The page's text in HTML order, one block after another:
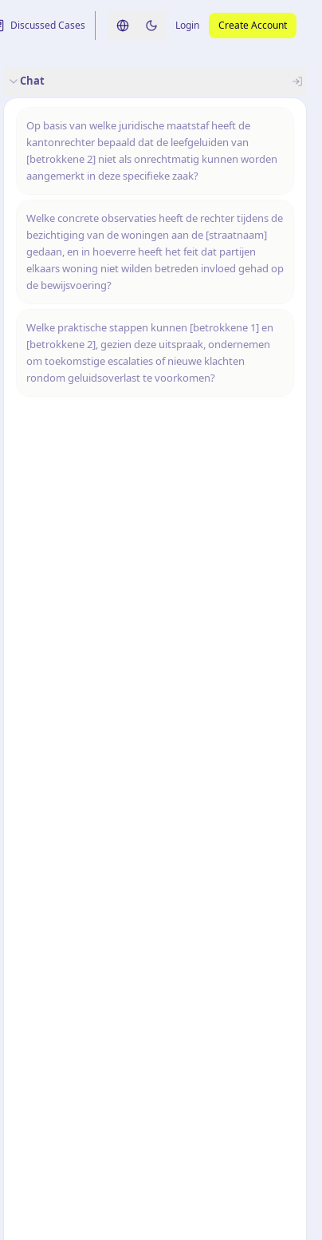
Discussed Cases Switch language
Switch to dark theme
Login Create Account
uitspraak
Chat
Op basis van welke juridische maatstaf heeft de
kantonrechter bepaald dat de leefgeluiden van
[betrokkene 2] niet als onrechtmatig kunnen worden
aangemerkt in deze specifieke zaak?
Welke concrete observaties heeft de rechter tijdens de
bezichtiging van de woningen aan de [straatnaam]
gedaan, en in hoeverre heeft het feit dat partijen
elkaars woning niet wilden betreden invloed gehad op
de bewijsvoering?
Welke praktische stappen kunnen [betrokkene 1] en
[betrokkene 2], gezien deze uitspraak, ondernemen
om toekomstige escalaties of nieuwe klachten
rondom geluidsoverlast te voorkomen?